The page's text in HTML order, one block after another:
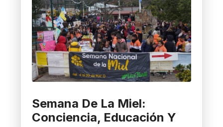
Semana De La Miel:
Conciencia, Educación Y